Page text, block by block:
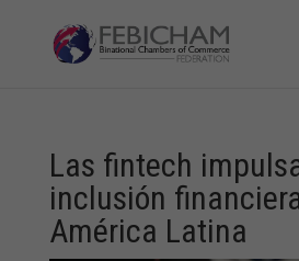
Las fintech
inclusión
América Latina